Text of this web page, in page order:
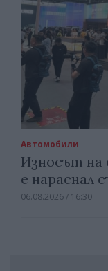
Автомобили
Износът на
е нараснал
06.08.2026 / 16:30